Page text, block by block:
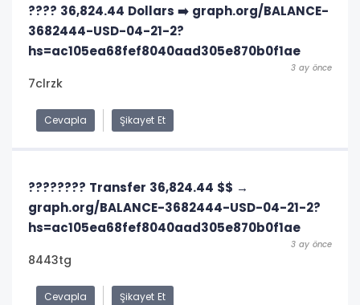
???? 36,824.44 Dollars ➡️ graph.org/BALANCE-
3682444-USD-04-21-2?
hs=ac105ea68fef8040aad305e870b0f1ae
3 ay önce
7clrzk
Cevapla Şikayet Et
???????? Transfer 36,824.44 $$ →
graph.org/BALANCE-3682444-USD-04-21-2?
hs=ac105ea68fef8040aad305e870b0f1ae
3 ay önce
8443tg
Cevapla Şikayet Et